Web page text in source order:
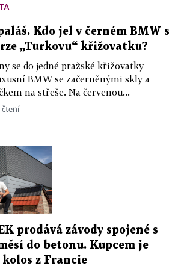
Kdo jel v černém BMW s
„Turkovu“ křižovatku?
se do jedné pražské křižovatky
BMW se začerněnými skly a
na střeše. Na červenou...
čtení
prodává závody spojené s
do betonu. Kupcem je
z Francie